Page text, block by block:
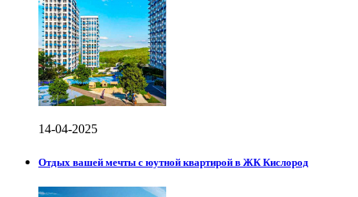
14-04-2025
Отдых вашей мечты с юутной квартирой в ЖК Кислород